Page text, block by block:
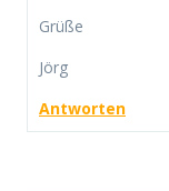
Grüße
Jörg
Antworten